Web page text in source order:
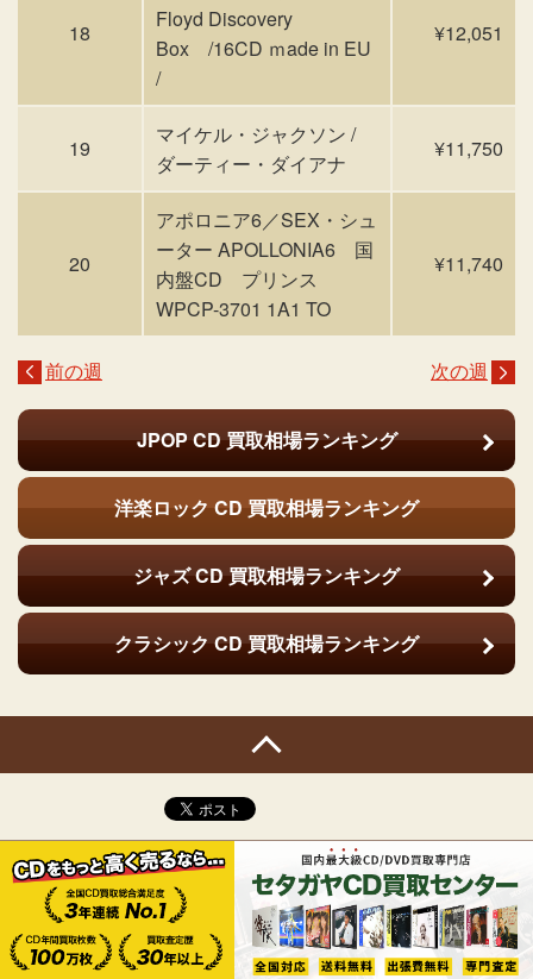
18
Floyd Discovery
Box /16CD ｍade in EU
/
¥12,051
19
マイケル・ジャクソン /
ダーティー・ダイアナ
¥11,750
20
アポロニア6／SEX・シュ
ーター APOLLONIA6 国
内盤CD プリンス
WPCP-3701 1A1 TO
¥11,740
前の週 次の週
JPOP CD買取相場ランキング
洋楽ロック CD 買取相場ランキング
ジャズ CD買取相場ランキング
クラシック CD買取相場ランキング